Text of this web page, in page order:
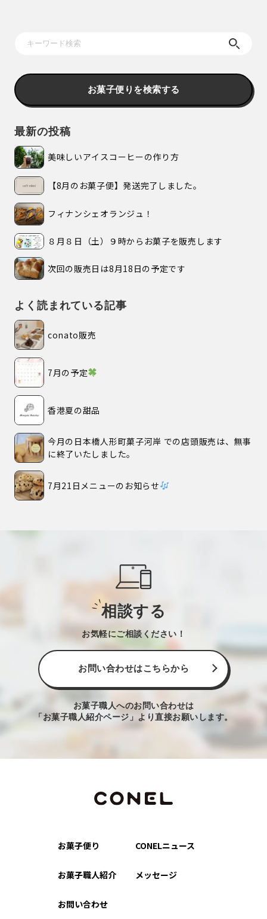
お菓子便りを検索する
最新の投稿
美味しいアイスコーヒーの作り方
【8月のお菓子便】発送完了しました。
フィナンシェオランジュ！
８月８日（土）９時からお菓子を販売します
次回の販売日は8月18日の予定です
よく読まれている記事
conato販売
7月の予定
香港夏の甜品
今月の日本橋人形町菓子河岸 での店頭販売は、無事
に終了いたしました。
7月21日メニューのお知らせ
相談する
お気軽にご相談ください！
お問い合わせはこちらから
お菓子職人へのお問い合わせは
「お菓子職人紹介ページ」より直接お願いします。
お菓子便り CONELニュース
お菓子職人紹介 メッセージ
お問い合わせ